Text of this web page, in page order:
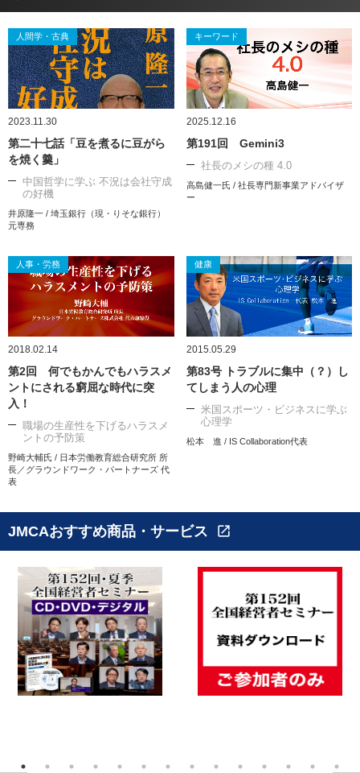
人間学・古典
2023.11.30
第二十七話「豆を煮るに豆がら
を焼く羹」
中国哲学に学ぶ 不況は会社守成
の好機
井原隆一 / 埼玉銀行（現・りそな銀行）
元専務
キーワード
2025.12.16
第191回 Gemini3
社長のメシの種 4.0
高島健一氏 / 社長専門新事業アドバイザ
ー
人事・労務
2018.02.14
第2回 何でもかんでもハラスメ
ントにされる窮屈な時代に突
入！
職場の生産性を下げるハラスメ
ントの予防策
野崎大輔氏 / 日本労働教育総合研究所 所
長／グラウンドワーク・パートナーズ 代
表
健康
2015.05.29
第83号 トラブルに集中（？）し
てしまう人の心理
米国スポーツ・ビジネスに学ぶ
心理学
松本 進 / IS Collaboration代表
JMCAおすすめ商品・サービス open_in_new